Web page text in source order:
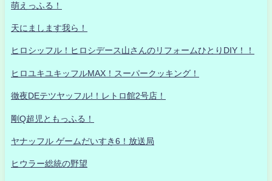
萌えっふる！
天にまします我ら！
ヒロシッフル！ヒロシデース山さんのリフォームひとりDIY！！
ヒロユキユキッフルMAX！スーパークッキング！
徹夜DEテツヤッフル!！レトロ館2号店！
剛Q超児ともっふる！
ヤナッフル ゲームだいすき6！放送局
ヒウラー総統の野望